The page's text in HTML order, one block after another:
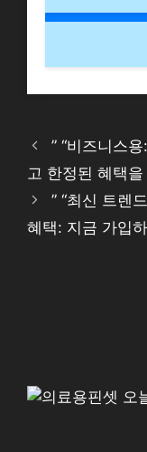
” “비즈니스
고 한정된 혜택
” “최신 트렌
혜택: 지금 가입